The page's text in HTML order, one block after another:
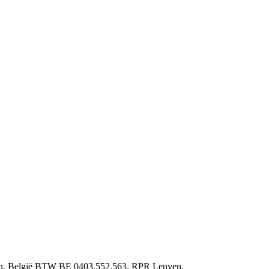
België BTW BE 0403.552.563, RPR Leuven.